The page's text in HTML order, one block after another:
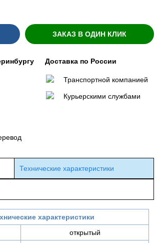
ЗАКАЗ В ОДИН КЛИК
Доставка по России
Транспортной компанией
Курьерскими службами
Технические характеристики
характеристики
открытый